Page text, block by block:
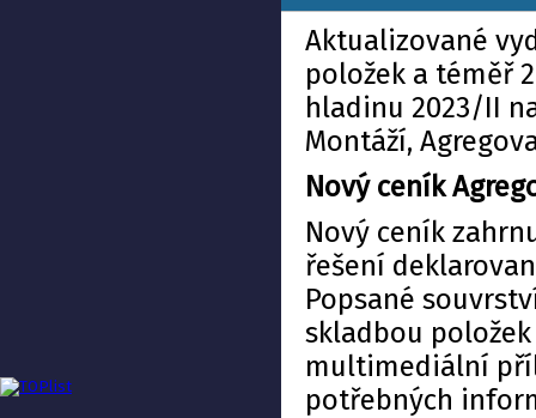
Aktualizované
položek a téměř
hladinu 2023/II
Montáží,
Nový ceník
Nový ceník
řešení
Popsané
skladbou položek
multimediální
potřebných